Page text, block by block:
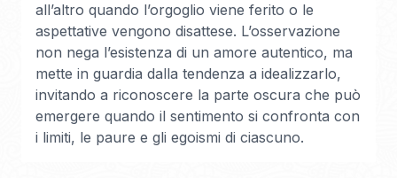
all’altro quando l’orgoglio viene ferito o le
aspettative vengono disattese. L’osservazione
non nega l’esistenza di un amore autentico, ma
mette in guardia dalla tendenza a idealizzarlo,
invitando a riconoscere la parte oscura che può
emergere quando il sentimento si confronta con
i limiti, le paure e gli egoismi di ciascuno.